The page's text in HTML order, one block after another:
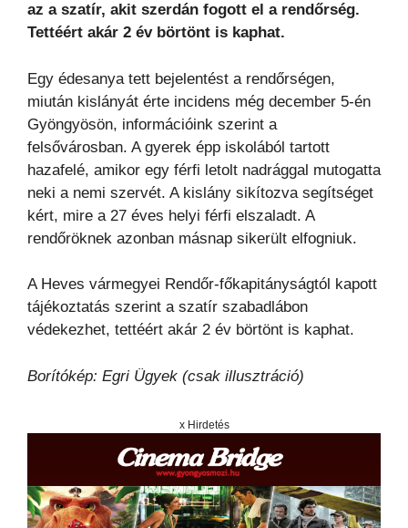
az a szatír, akit szerdán fogott el a rendőrség.
Tettéért akár 2 év börtönt is kaphat.
Egy édesanya tett bejelentést a rendőrségen,
miután kislányát érte incidens még december 5-én
Gyöngyösön, információink szerint a
felsővárosban. A gyerek épp iskolából tartott
hazafelé, amikor egy férfi letolt nadrággal mutogatta
neki a nemi szervét. A kislány sikítozva segítséget
kért, mire a 27 éves helyi férfi elszaladt. A
rendőröknek azonban másnap sikerült elfogniuk.
A Heves vármegyei Rendőr-főkapitányságtól kapott
tájékoztatás szerint a szatír szabadlábon
védekezhet, tettéért akár 2 év börtönt is kaphat.
Borítókép: Egri Ügyek (csak illusztráció)
x Hirdetés